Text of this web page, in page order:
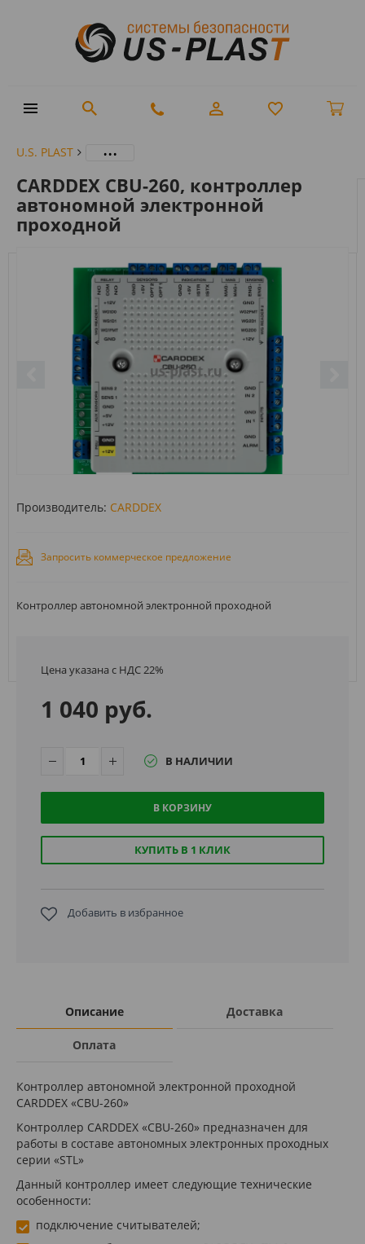
U.S. PLAST ...
CARDDEX CBU-260, контроллер
автономной электронной
проходной
Производитель: CARDDEX
Запросить коммерческое предложение
Контроллер автономной электронной проходной
Цена указана с НДС 22%
1 040 руб.
В НАЛИЧИИ
В КОРЗИНУ
КУПИТЬ В 1 КЛИК
Добавить в избранное
Описание Доставка
Оплата
Контроллер автономной электронной проходной
CARDDEX «CBU-260»
Контроллер CARDDEX «CBU-260» предназначен для
работы в составе автономных электронных проходных
серии «STL»
Данный контроллер имеет следующие технические
особенности:
подключение считывателей;